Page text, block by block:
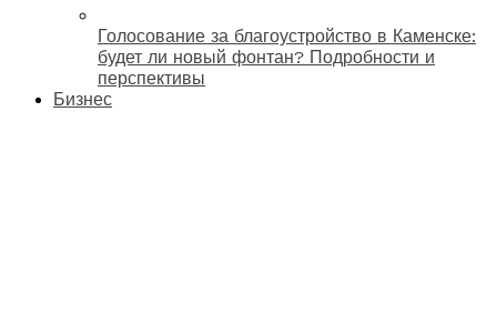
Голосование за благоустройство в Каменске:
будет ли новый фонтан? Подробности и
перспективы
Бизнес